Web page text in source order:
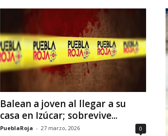
Balean a joven al llegar a su
casa en Izúcar; sobrevive...
PueblaRoja - 27 marzo, 2026 0